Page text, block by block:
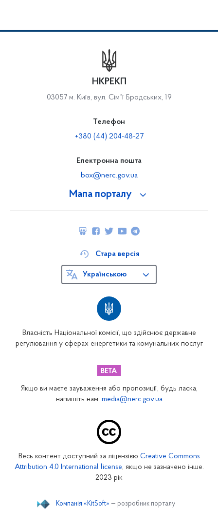
Мапа порталу
НКРЕКП
03057 м. Київ, вул. Сімʼї Бродських, 19
Телефон
+380 (44) 204-48-27
Електронна пошта
box@nerc.gov.ua
Власність Національної комісії, що здійснює державне
регулювання у сферах енергетики та комунальних послуг
Стара версія
Українською
Якщо ви маєте зауваження або пропозиції, будь ласка,
напишіть нам: media@nerc.gov.ua
Весь контент доступний за ліцензією Creative Commons
Attribution 4.0 International license, якщо не зазначено інше.
2023 рік
Компанія «KitSoft» — розробник порталу